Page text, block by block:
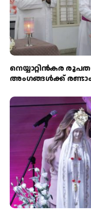
നെയ്യാറ്റിൻകര
അംഗങ്ങൾക്ക്